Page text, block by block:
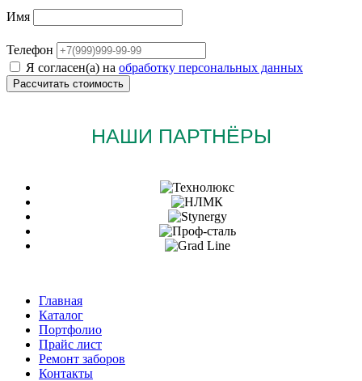
Имя
Телефон
Я согласен(а) на обработку персональных данных
НАШИ ПАРТНЁРЫ
Главная
Каталог
Портфолио
Прайс лист
Ремонт заборов
Контакты